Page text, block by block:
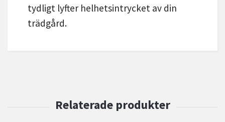
tydligt lyfter helhetsintrycket av din
trädgård.